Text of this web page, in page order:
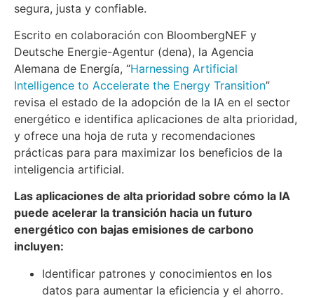
segura, justa y confiable.
Escrito en colaboración con BloombergNEF y
Deutsche Energie-Agentur (dena), la Agencia
Alemana de Energía, “Harnessing Artificial
Intelligence to Accelerate the Energy Transition”
revisa el estado de la adopción de la IA en el sector
energético e identifica aplicaciones de alta prioridad,
y ofrece una hoja de ruta y recomendaciones
prácticas para para maximizar los beneficios de la
inteligencia artificial.
Las aplicaciones de alta prioridad sobre cómo la IA
puede acelerar la transición hacia un futuro
energético con bajas emisiones de carbono
incluyen:
Identificar patrones y conocimientos en los
datos para aumentar la eficiencia y el ahorro.